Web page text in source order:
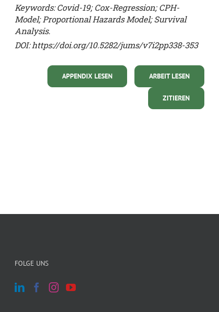
Keywords: Covid-19; Cox-Regression; CPH-
Model; Proportional Hazards Model; Survival
Analysis.
DOI:https://doi.org/10.5282/jums/v7i2pp338-353
ARBEIT LESEN
APPENDIX LESEN
ZITIEREN
FOLGE UNS